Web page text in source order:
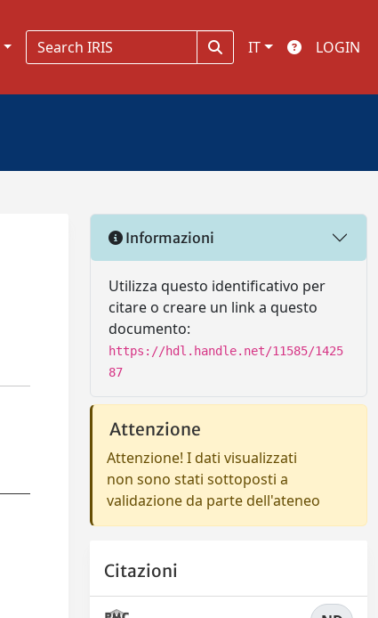
IT LOGIN
Informazioni
Utilizza questo identificativo per
citare o creare un link a questo
documento:
https://hdl.handle.net/11585/1425
87
Attenzione
Attenzione! I dati visualizzati
non sono stati sottoposti a
validazione da parte dell'ateneo
Citazioni